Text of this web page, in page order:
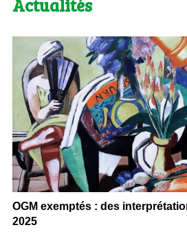
Actualités
OGM exemptés : des
2025